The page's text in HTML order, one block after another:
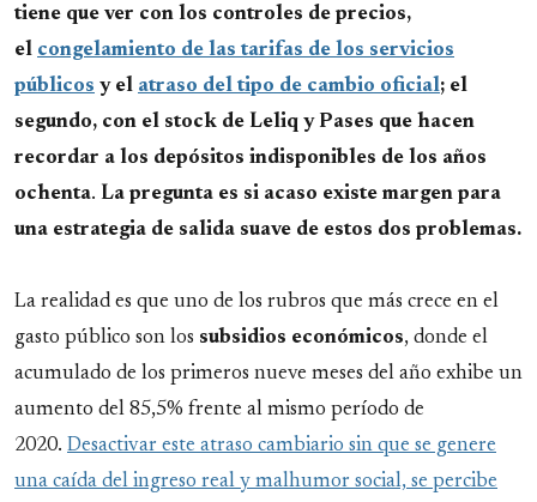
tiene que ver con los controles de precios,
el congelamiento de las tarifas de los servicios
públicos y el atraso del tipo de cambio oficial; el
segundo, con el stock de Leliq y Pases que hacen
recordar a los depósitos indisponibles de los años
ochenta. La pregunta es si acaso existe margen para
una estrategia de salida suave de estos dos problemas.
La realidad es que uno de los rubros que más crece en el
gasto público son los subsidios económicos, donde el
acumulado de los primeros nueve meses del año exhibe un
aumento del 85,5% frente al mismo período de
2020. Desactivar este atraso cambiario sin que se genere
una caída del ingreso real y malhumor social, se percibe